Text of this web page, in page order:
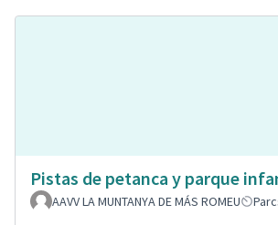
Pistas de petanca y parque
AAVV LA MUNTANYA DE MÁS ROMEU